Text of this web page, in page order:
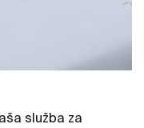
služba za